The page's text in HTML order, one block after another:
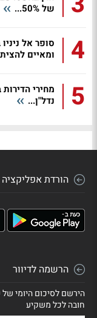
של 50%...
4
סופר אל
ומאיים
5
מחירי
נדל"ן...
הורדת אפליקציה
הרשמה לדיוור
הירשם לסיכום היומי של
חובה לכל משקיע